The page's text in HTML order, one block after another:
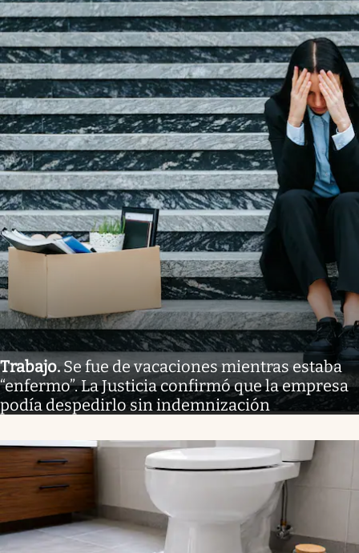
Trabajo.Se fue de vacaciones mientras estaba
“enfermo”. La Justicia confirmó que la empresa
podía despedirlo sin indemnización